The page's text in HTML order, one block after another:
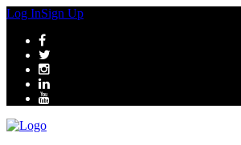
Log InSign Up